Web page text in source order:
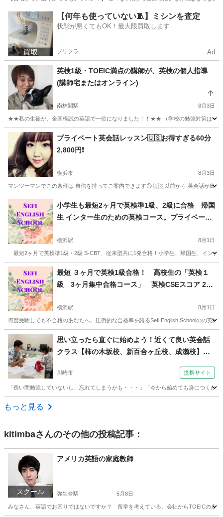
神奈川 川崎市 英会話
【何年も使っていない🧵】ミシンを査定
状態が悪くてもOK！最大限買取します
プリフラ Ad
英検1級・TOEIC満点の講師が、英検の個人指導
(講師宅またはオンライン)
南林間駅 8月3日
★★私の生徒が、全国模試の英語で一位になりました！！★★ （学校の勉強対策は一
神奈川 大和市 南林間駅 英検
プライベート英会話レッスン🇺🇸お得すぎる60分
2,800円❗️
横浜市 8月3日
マンツーマンでこの条件は 自信を持ってご案内できます😊 🇺🇸以前から 英会話が出
神奈川 横浜市 英会話 英会話レッスン
小学生も最短2ヶ月で英検準1級、2級に合格 帰国
生 インター生のための英検コース。プライベート
横浜駅 8月1日
最短2ヶ月で英検準1級・2級 S-CBT、従来型共に1発合格！小学生、帰国生、インタ
神奈川 横浜市 横浜駅 英会話 短期
最短 ３ヶ月で英検1級合格！ 高校生の「英検１
級 3ヶ月集中合格コース」 英検CSEスコア 250
京 オンライン
横浜駅 8月1日
何度受験しても不合格のあなたへ。圧倒的な合格率を誇るSefi English Schoolのの英
神奈川 横浜市 横浜駅 英検 1級
思い立ったら直ぐに始めよう！近くて良い英会話
クラス【柿の木坂校、新百合ヶ丘校、成瀬校】
川崎市 提携サイト
「長い間勉強していないし、忘れてしまうかも・・・」「今から始めても身につく
神奈川 川崎市
もっと見る
kitimbaさんのその他の投稿記事：
スクール
アメリカ英語の家庭教師
弥生台駅 5月8日
みなさん、英語でお困りではないですか？ 留学を考えている、会社からTOEICの点